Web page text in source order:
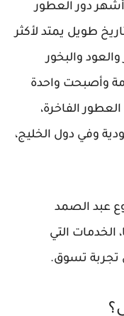
دور العطور
طويل يمتد لأكثر
والعود والبخور
وأصبحت واحدة
الفاخرة،
السعودية وفي دول الخليج،
عبد الصمد
التي
تجربة تسوق.